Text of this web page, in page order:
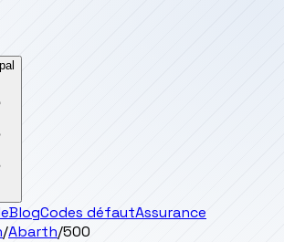
BlogCodes défautAssurance
/Abarth/500